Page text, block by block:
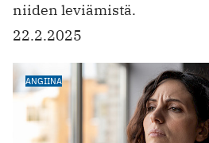
niiden leviämistä.
22.2.2025
ANGIINA